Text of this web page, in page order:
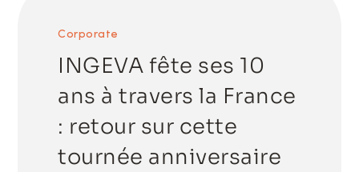
Corporate
INGEVA fête ses 10
ans à travers la France
: retour sur cette
tournée anniversaire